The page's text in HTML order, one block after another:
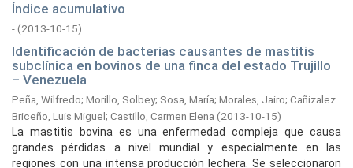
Índice acumulativo
-(2013-10-15)
Identificación de bacterias causantes de mastitis
subclínica en bovinos de una finca del estado Trujillo
– Venezuela
Peña, Wilfredo; Morillo, Solbey; Sosa, María; Morales, Jairo; Cañizalez
Briceño, Luis Miguel; Castillo, Carmen Elena (2013-10-15)
La mastitis bovina es una enfermedad compleja que causa
grandes pérdidas a nivel mundial y especialmente en las
regiones con una intensa producción lechera. Se seleccionaron